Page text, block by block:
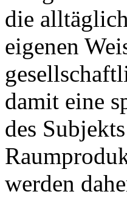
die
eigenen
damit eine
des
werden